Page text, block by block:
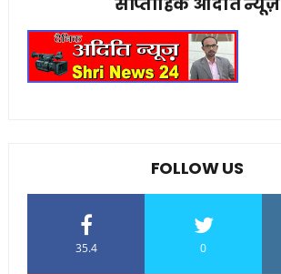
FOLLOW US
35.4 0